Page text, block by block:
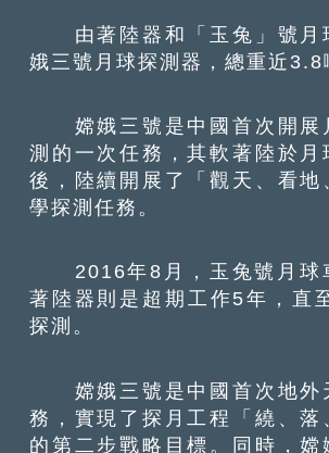
由著陸器和「玉兔」號月
娥三號月球探測器，總重近3.8
嫦娥三號是中國首次開展
測的一次任務，其軟著陸於月
後，陸續開展了「觀天、看地
學探測任務。
2016年8月，玉兔號月球
著陸器則是超期工作5年，直
探測。
嫦娥三號是中國首次地外
務，實現了探月工程「繞、落
的第二步戰略目標。同時，嫦